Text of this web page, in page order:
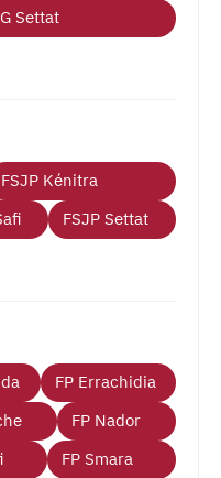
Settat
FSJP Kénitra
FSJP Settat
FP Errachidia
FP Nador
FP Smara